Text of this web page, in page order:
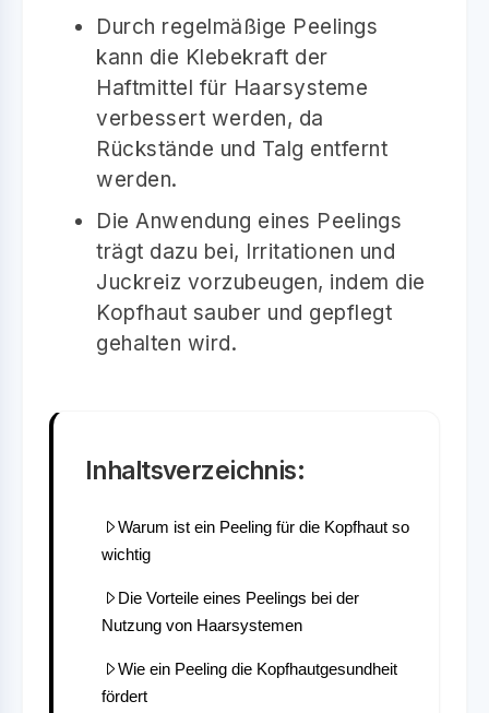
Durch regelmäßige Peelings
kann die Klebekraft der
Haftmittel für Haarsysteme
verbessert werden, da
Rückstände und Talg entfernt
werden.
Die Anwendung eines Peelings
trägt dazu bei, Irritationen und
Juckreiz vorzubeugen, indem die
Kopfhaut sauber und gepflegt
gehalten wird.
Inhaltsverzeichnis:
Warum ist ein Peeling für die Kopfhaut so
wichtig
Die Vorteile eines Peelings bei der
Nutzung von Haarsystemen
Wie ein Peeling die Kopfhautgesundheit
fördert